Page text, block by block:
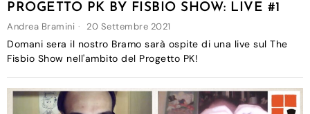
PROGETTO PK BY FISBIO SHOW: LIVE #1
Andrea Bramini 20 Settembre 2021
Domani sera il nostro Bramo sarà ospite di una live sul The
Fisbio Show nell'ambito del Progetto PK!